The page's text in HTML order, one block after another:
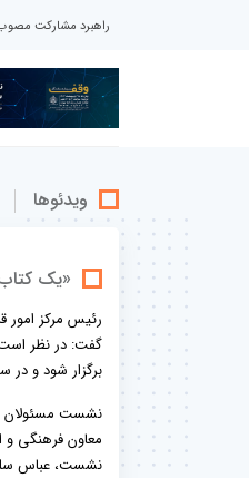
راهبرد مشارکت
ویدئوها
«یک
رئیس مرکز امور
برگزار شود و در
معاون فرهنگی و
نشست، عباس